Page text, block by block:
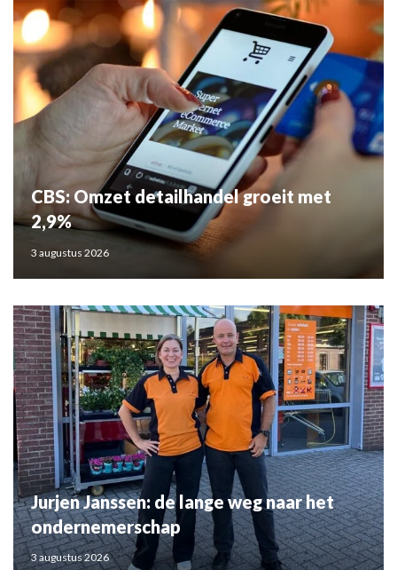
CBS: Omzet detailhandel groeit met
2,9%
3 augustus 2026
Jurjen Janssen: de lange weg naar het
ondernemerschap
3 augustus 2026